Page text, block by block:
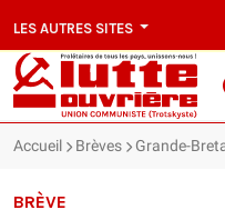
LES AUTRES SITES
Accueil Brèves Grande-
BRÈVE